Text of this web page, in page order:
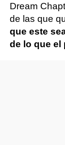
Dream
de las que
que este
de lo que el